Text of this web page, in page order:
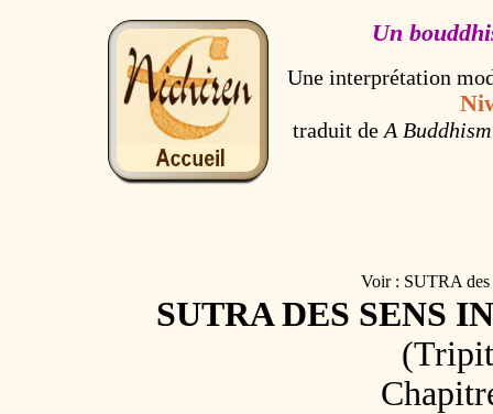
Un
Une interprétation
traduit de A
Voir : SUTRA
SUTRA DES SENS